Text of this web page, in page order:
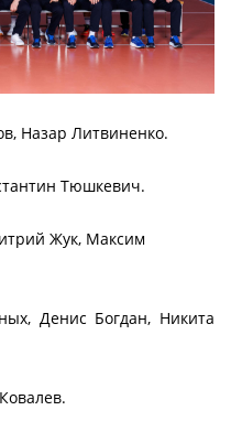
Назар Литвиненко.
Тюшкевич.
Жук, Максим
Денис Богдан, Никита